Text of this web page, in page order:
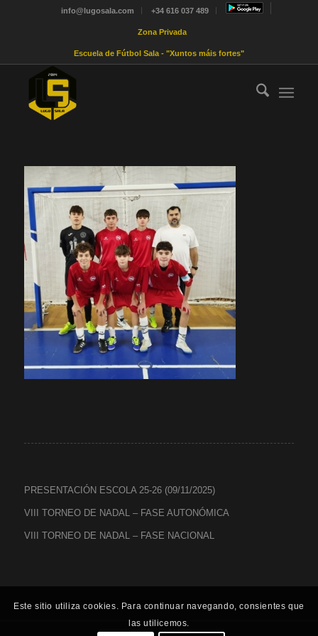
info@lugosala.com +34 616 037 489
Zona Privada
Escuela de Fútbol Sala - "Xuntos máis fortes"
PRESENTACIÓN ESCOLA 25-26 (09/11/2025)
VIII TORNEO DE NADAL – FASE AUTONÓMICA
VIII TORNEO DE NADAL – FASE NACIONAL
Este sitio utiliza cookies. Para continuar navegando, consientes que
las utilicemos.